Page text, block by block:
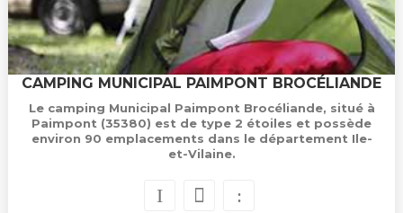
CAMPING MUNICIPAL PAIMPONT BROCÉLIANDE
Le camping Municipal Paimpont Brocéliande, situé à
Paimpont (35380) est de type 2 étoiles et possède
environ 90 emplacements dans le département Ile-
et-Vilaine.